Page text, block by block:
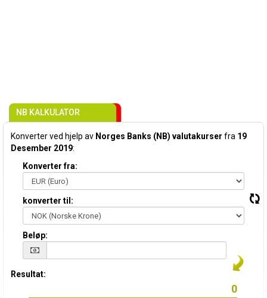
NB KALKULATOR
Konverter ved hjelp av Norges Banks (NB) valutakurser fra 19
Desember 2019:
Konverter fra:
konverter til:
Beløp:
Resultat: